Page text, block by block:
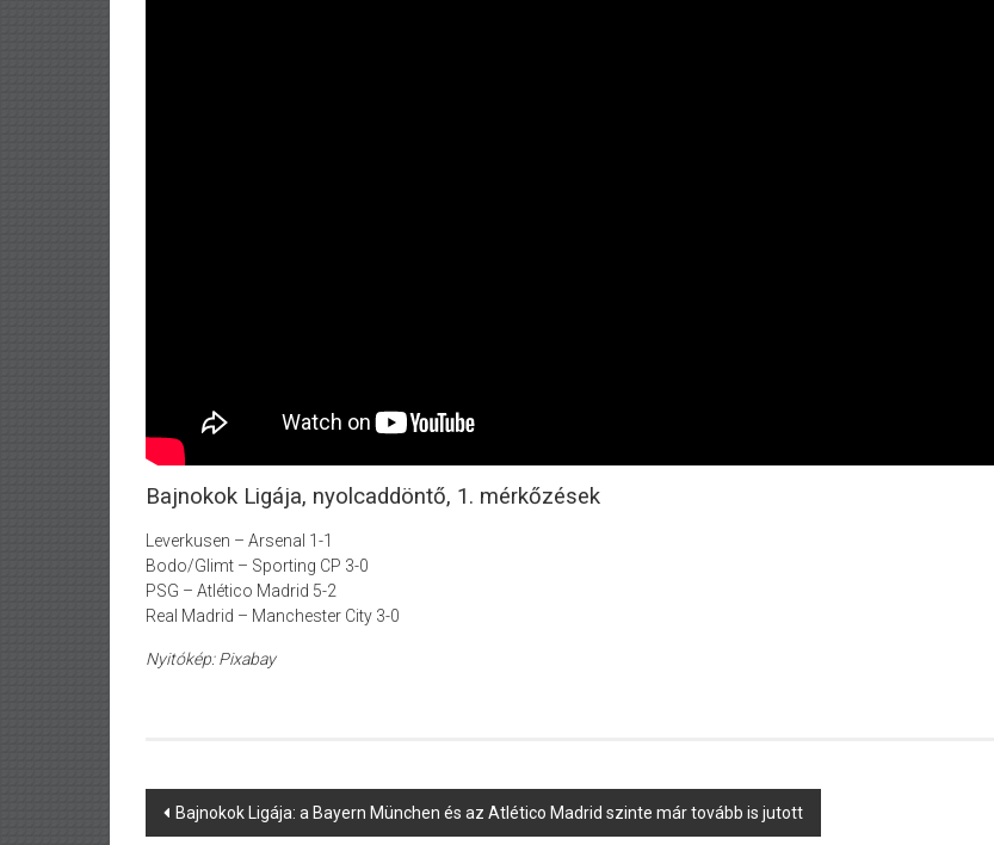
Bajnokok Ligája, nyolcaddöntő, 1. mérkőzések
Leverkusen – Arsenal 1-1
Bodo/Glimt – Sporting CP 3-0
PSG – Atlético Madrid 5-2
Real Madrid – Manchester City 3-0
Nyitókép: Pixabay
Post
navigation
Bajnokok Ligája: a Bayern München és az Atlético Madrid szinte már tovább is jutott